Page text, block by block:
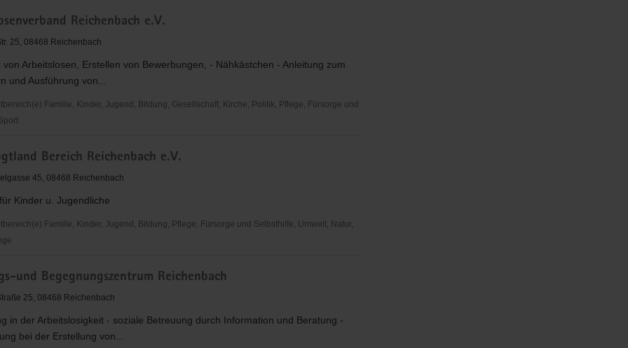
Reichenbach e.V.
25, 08468 Reichenbach
von Arbeitslosen, Erstellen von Bewerbungen, - Nähkästchen - Anleitung zum
und Ausführung von...
Familie, Kinder, Jugend, Bildung, Gesellschaft, Kirche, Politik, Pflege, Fürsorge und
Bereich Reichenbach e.V.
45, 08468 Reichenbach
Kinder u. Jugendliche
Familie, Kinder, Jugend, Bildung, Pflege, Fürsorge und Selbsthilfe, Umwelt, Natur,
und Begegnungszentrum Reichenbach
25, 08468 Reichenbach
in der Arbeitslosigkeit - soziale Betreuung durch Information und Beratung -
bei der Erstellung von...